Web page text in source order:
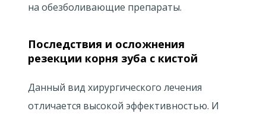
на обезболивающие препараты.
Последствия и осложнения
резекции корня зуба с кистой
Данный вид хирургического лечения
отличается высокой эффективностью. И